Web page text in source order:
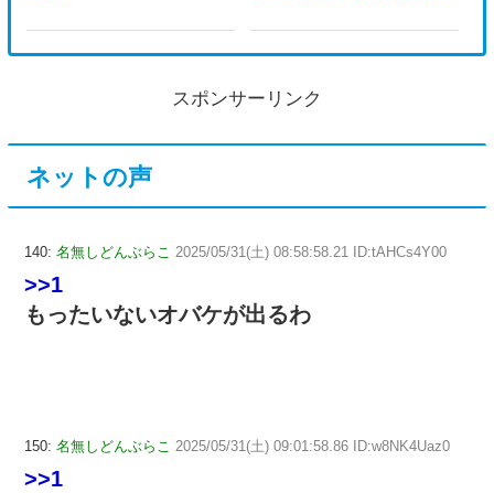
スポンサーリンク
ネットの声
140: 名無しどんぶらこ 2025/05/31(土) 08:58:58.21 ID:tAHCs4Y00
>>1
もったいないオバケが出るわ
150: 名無しどんぶらこ 2025/05/31(土) 09:01:58.86 ID:w8NK4Uaz0
>>1